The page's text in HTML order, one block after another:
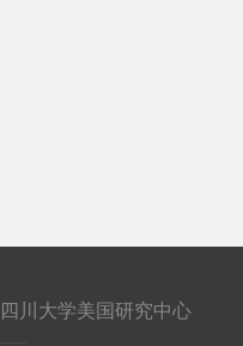
四川大学美国研究中心